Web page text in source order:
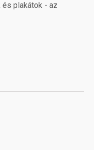
és plakátok - az